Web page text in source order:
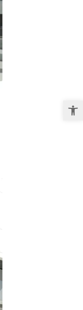
Abrir